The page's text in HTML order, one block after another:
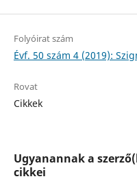
Folyóirat szám
Évf. 50 szám 4 (2019):
Rovat
Cikkek
Ugyanannak a
cikkei